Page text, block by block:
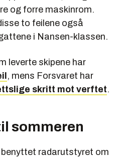
og forre maskinrom.
to feilene også
i Nansen-klassen.
leverte skipene har
, mens Forsvaret har
skritt mot verftet.
sommeren
radarutstyret om